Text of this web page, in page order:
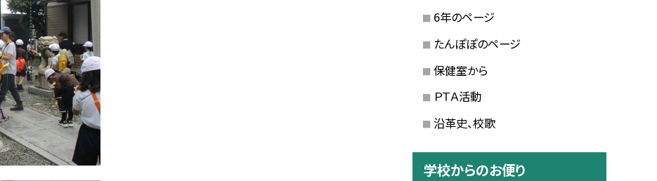
6年のページ
たんぽぽのページ
保健室から
ＰＴＡ活動
沿革史、校歌
学校からのお便り